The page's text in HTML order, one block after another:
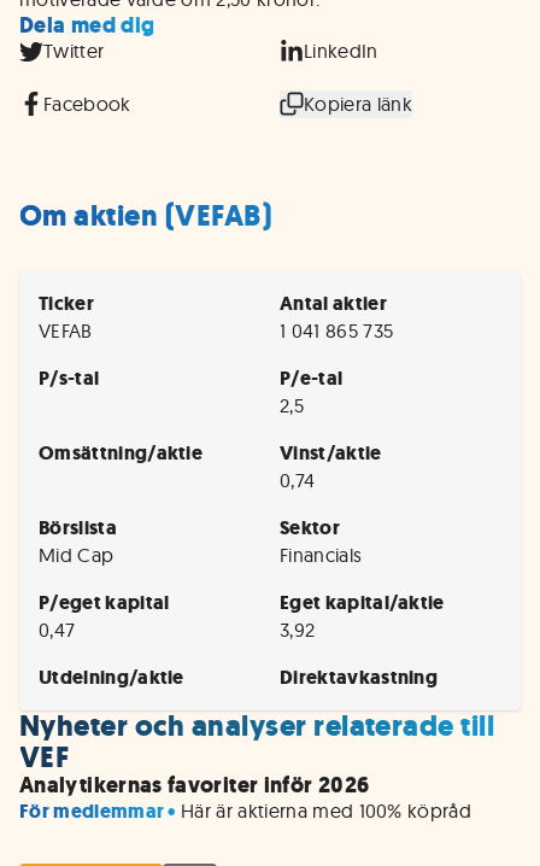
Dela med dig
Twitter LinkedIn
Facebook Kopiera länk
Om aktien (VEFAB)
Ticker
VEFAB
Antal aktier
1 041 865 735
P/s-tal P/e-tal
2,5
Omsättning/aktie Vinst/aktie
0,74
Börslista
Mid Cap
Sektor
Financials
P/eget kapital
0,47
Eget kapital/aktie
3,92
Utdelning/aktie Direktavkastning
Nyheter och analyser relaterade till
VEF
Analytikernas favoriter inför 2026
För medlemmar • Här är aktierna med 100% köpråd